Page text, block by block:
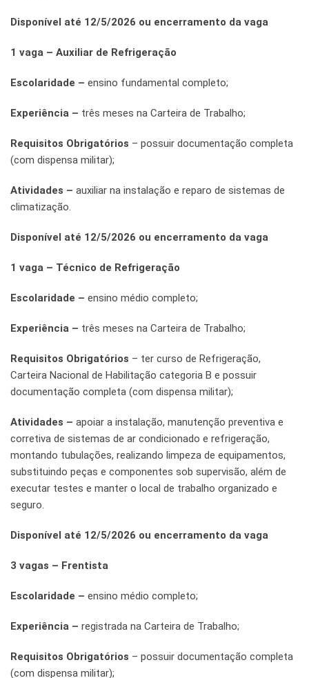
Disponível até 12/5/2026 ou encerramento da vaga
1 vaga – Auxiliar de Refrigeração
Escolaridade – ensino fundamental completo;
Experiência – três meses na Carteira de Trabalho;
Requisitos Obrigatórios – possuir documentação completa
(com dispensa militar);
Atividades – auxiliar na instalação e reparo de sistemas de
climatização.
Disponível até 12/5/2026 ou encerramento da vaga
1 vaga – Técnico de Refrigeração
Escolaridade – ensino médio completo;
Experiência – três meses na Carteira de Trabalho;
Requisitos Obrigatórios – ter curso de Refrigeração,
Carteira Nacional de Habilitação categoria B e possuir
documentação completa (com dispensa militar);
Atividades – apoiar a instalação, manutenção preventiva e
corretiva de sistemas de ar condicionado e refrigeração,
montando tubulações, realizando limpeza de equipamentos,
substituindo peças e componentes sob supervisão, além de
executar testes e manter o local de trabalho organizado e
seguro.
Disponível até 12/5/2026 ou encerramento da vaga
3 vagas – Frentista
Escolaridade – ensino médio completo;
Experiência – registrada na Carteira de Trabalho;
Requisitos Obrigatórios – possuir documentação completa
(com dispensa militar);